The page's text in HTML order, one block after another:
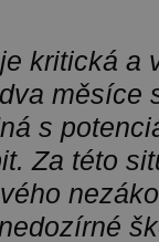
kritická a
měsíce
s
Za této